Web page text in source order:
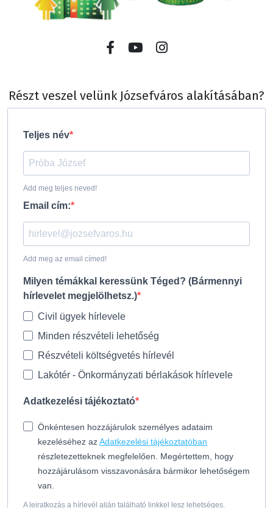
Részt veszel velünk Józsefváros alakításában?
Teljes név
Add meg teljes neved!
Email cím:
Add meg az email címed!
Milyen témákkal keressünk Téged? (Bármennyi
hírlevelet megjelölhetsz.)
Civil ügyek hírlevele
Minden részvételi lehetőség
Részvételi költségvetés hírlevél
Lakótér - Önkormányzati bérlakások hírlevele
Adatkezelési tájékoztató
Önkéntesen hozzájárulok személyes adataim
kezeléséhez azAdatkezelési tájékoztatóban
részletezetteknek megfelelően. Megértettem, hogy
hozzájárulásom visszavonására bármikor lehetőségem
van.
A leiratkozás a hírlevél alján található linkkel lesz lehetséges.